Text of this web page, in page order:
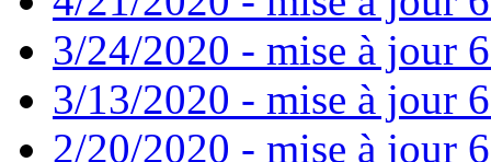
3/24/2020 - mise à jour
3/13/2020 - mise à jour
2/20/2020 - mise à jour